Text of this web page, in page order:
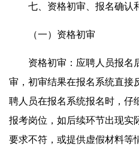
七、资格初审、报名确认
（一）资格初审
资格初审：应聘人员报名
审，初审结果在报名系统直接
聘人员在报名系统报名时，仔
报考岗位，如后续环节出现实
要求不符，或提供虚假材料等